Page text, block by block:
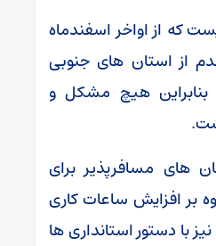
که از اواخر اسفندماه
از استان های جنوبی
هیچ مشکل و
های مسافرپذیر برای
بر افزایش ساعات کاری
با دستور استانداری ها